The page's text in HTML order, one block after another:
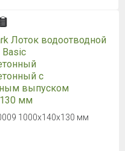
Лоток водоотводной
Basic
с
выпуском
мм
1000х140х130 мм